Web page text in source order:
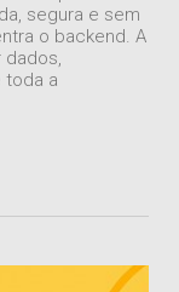
segura e sem
o backend. A
toda a